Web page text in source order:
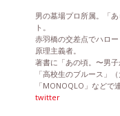
男の墓場プロ所属。「
ト。
赤羽橋の交差点でハロ
原理主義者。
著書に「あの頃。〜男
「高校生のブルース」
「MONOQLO」などで
twitter